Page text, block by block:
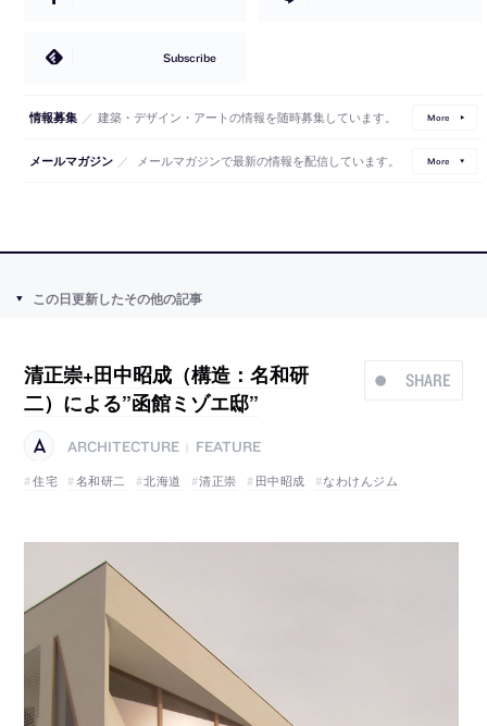
Subscribe
情報募集 ／ 建築・デザイン・アートの情報を随時募集しています。 More
メールマガジン ／ メールマガジンで最新の情報を配信しています。 More
この日更新したその他の記事
SHARE
清正崇+田中昭成（構造：名和研
二）による”函館ミゾエ邸”
ARCHITECTURE
FEATURE
住宅
名和研二 北海道 清正崇 田中昭成 なわけんジム